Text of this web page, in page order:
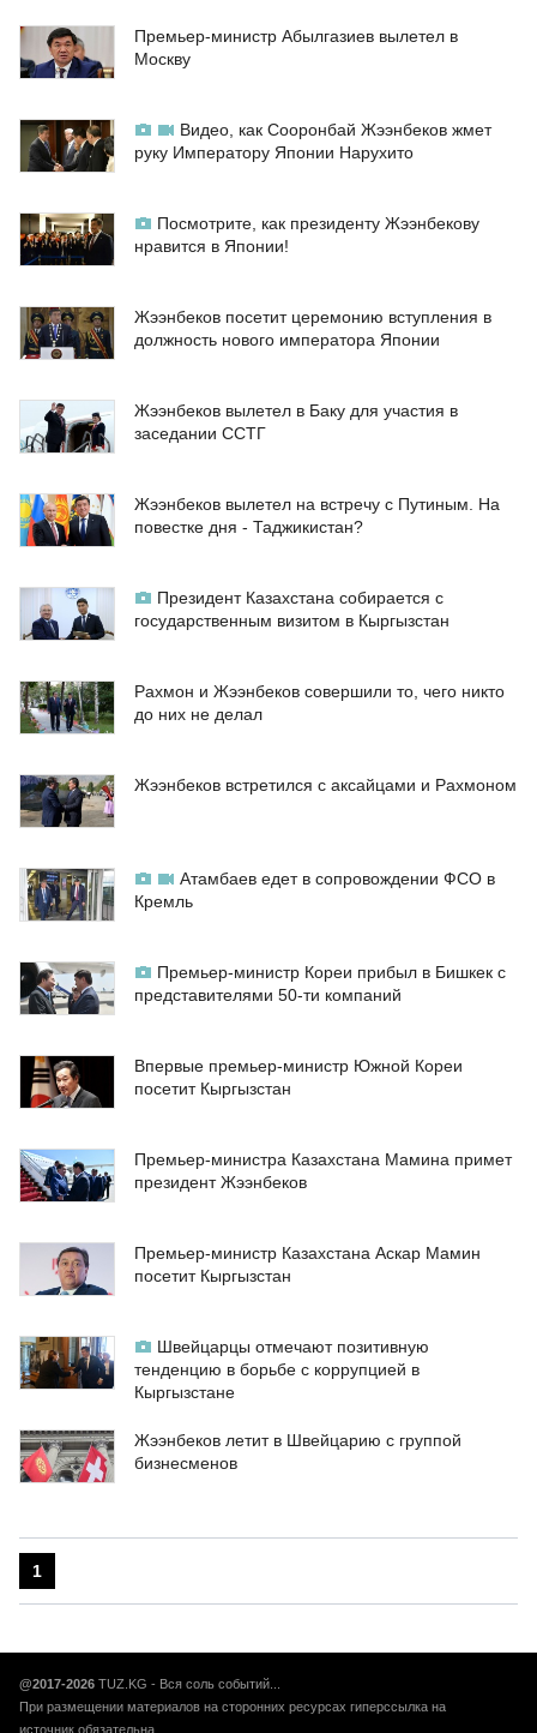
Премьер-министр Абылгазиев вылетел в
Москву
Видео, как Сооронбай Жээнбеков жмет
руку Императору Японии Нарухито
Посмотрите, как президенту Жээнбекову
нравится в Японии!
Жээнбеков посетит церемонию вступления в
должность нового императора Японии
Жээнбеков вылетел в Баку для участия в
заседании ССТГ
Жээнбеков вылетел на встречу с Путиным. На
повестке дня - Таджикистан?
Президент Казахстана собирается с
государственным визитом в Кыргызстан
Рахмон и Жээнбеков совершили то, чего никто
до них не делал
Жээнбеков встретился с аксайцами и Рахмоном
Атамбаев едет в сопровождении ФСО в
Кремль
Премьер-министр Кореи прибыл в Бишкек с
представителями 50-ти компаний
Впервые премьер-министр Южной Кореи
посетит Кыргызстан
Премьер-министра Казахстана Мамина примет
президент Жээнбеков
Премьер-министр Казахстана Аскар Мамин
посетит Кыргызстан
Швейцарцы отмечают позитивную
тенденцию в борьбе с коррупцией в
Кыргызстане
Жээнбеков летит в Швейцарию с группой
бизнесменов
1
@2017-2026 TUZ.KG - Вся соль событий...
При размещении материалов на сторонних ресурсах гиперссылка на
источник обязательна.